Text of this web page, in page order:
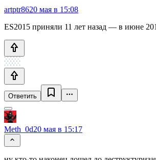
artptr8620 мая в 15:08
ES2015 приняли 11 лет назад — в июне
Ответить
Meth_0d20 мая в 15:17